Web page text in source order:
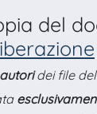
del
dei file